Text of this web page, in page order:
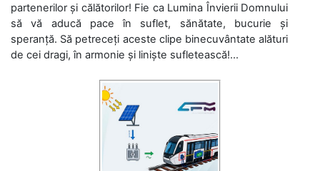
partenerilor și călătorilor! Fie ca Lumina Învierii Domnului
să vă aducă pace în suflet, sănătate, bucurie și
speranță. Să petreceți aceste clipe binecuvântate alături
de cei dragi, în armonie și liniște sufletească!...